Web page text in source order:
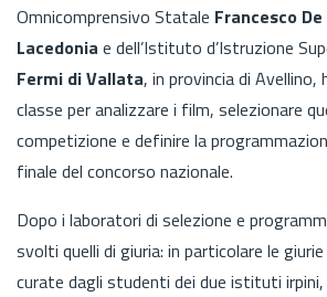
Omnicomprensivo Statale Francesco
Lacedonia e dell’Istituto d’Istruzione
Fermi di Vallata, in provincia di Avellino,
classe per analizzare i film, selezionare
competizione e definire la
finale del concorso nazionale.
Dopo i laboratori di selezione e
svolti quelli di giuria: in particolare le
curate dagli studenti dei due istituti